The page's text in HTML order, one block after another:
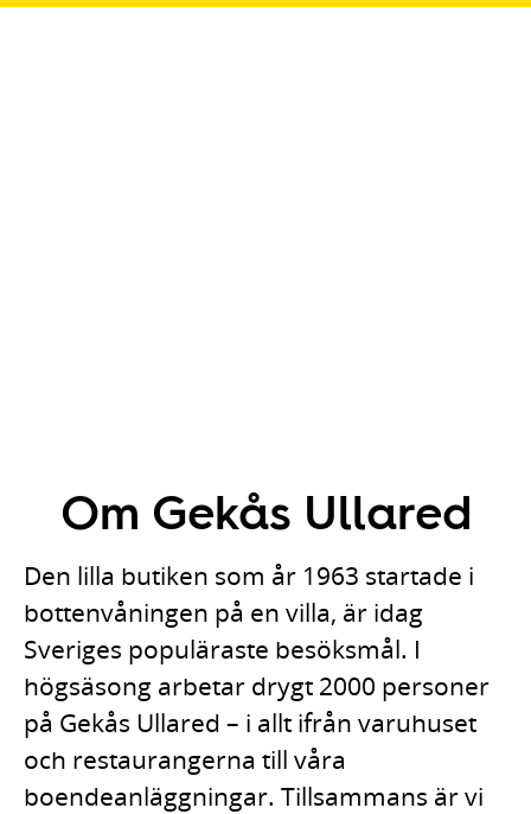
Om Gekås Ullared
Den lilla butiken som år 1963 startade i
bottenvåningen på en villa, är idag
Sveriges populäraste besöksmål. I
högsäsong arbetar drygt 2000 personer
på Gekås Ullared – i allt ifrån varuhuset
och restaurangerna till våra
boendeanläggningar. Tillsammans är vi